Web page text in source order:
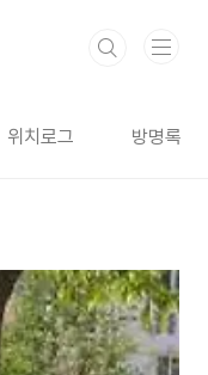
위치로그 방명록